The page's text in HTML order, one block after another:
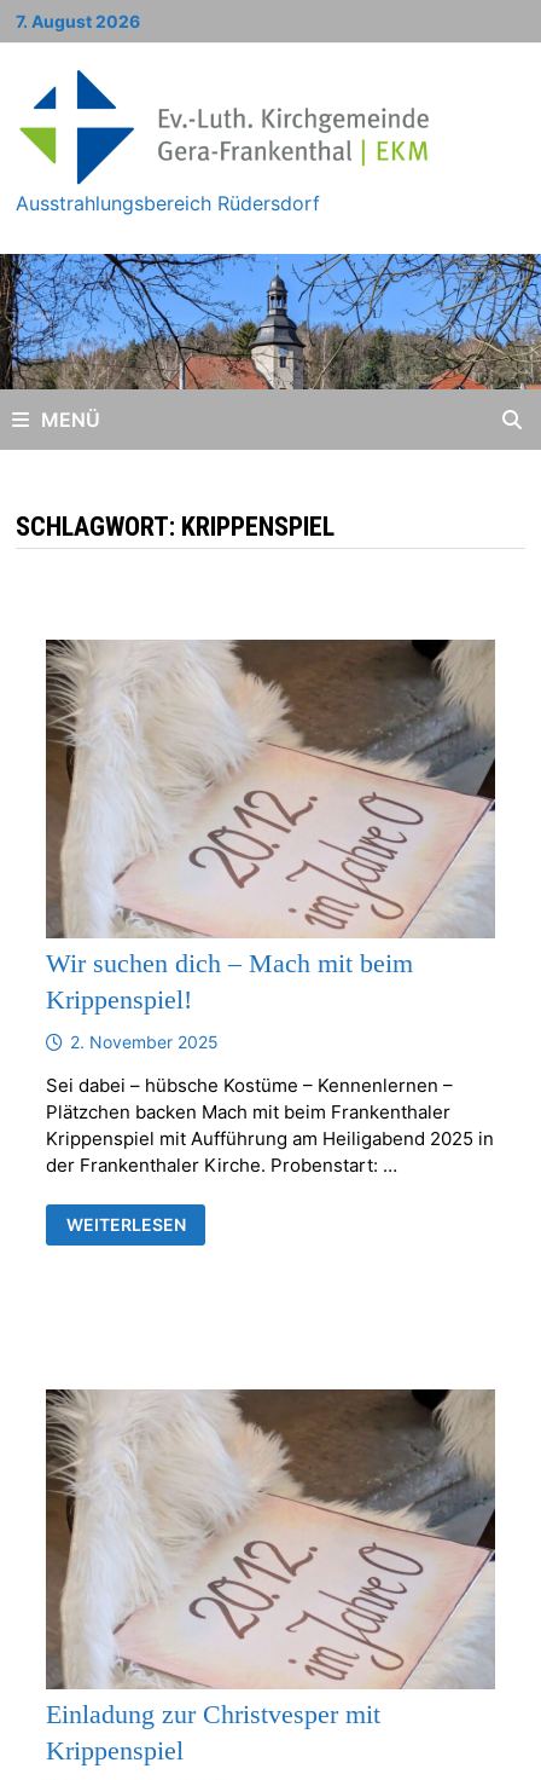
Zum
Inhalt
7. August 2026
Ausstrahlungsbereich Rüdersdorf
MENÜ
SCHLAGWORT: KRIPPENSPIEL
Wir suchen dich – Mach mit beim
Krippenspiel!
2. November 2025
Sei dabei – hübsche Kostüme – Kennenlernen –
Plätzchen backen Mach mit beim Frankenthaler
Krippenspiel mit Aufführung am Heiligabend 2025 in
der Frankenthaler Kirche. Probenstart: …
WIR
SUCHEN
DICH
WEITERLESEN
Einladung zur Christvesper mit
Krippenspiel